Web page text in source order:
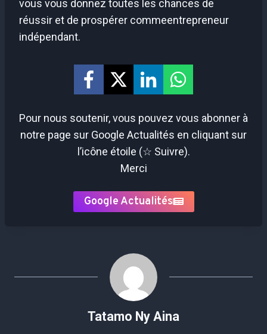
vous vous donnez toutes les chances de
réussir et de prospérer commeentrepreneur
indépendant.
Pour nous soutenir, vous pouvez vous abonner à
notre page sur Google Actualités en cliquant sur
l’icône étoile (☆ Suivre).
Merci
Google Actualités
Tatamo Ny Aina